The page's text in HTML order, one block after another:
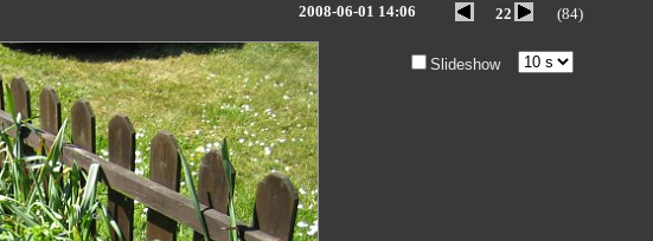
2008-06-01 14:06 22 (84)
Slideshow